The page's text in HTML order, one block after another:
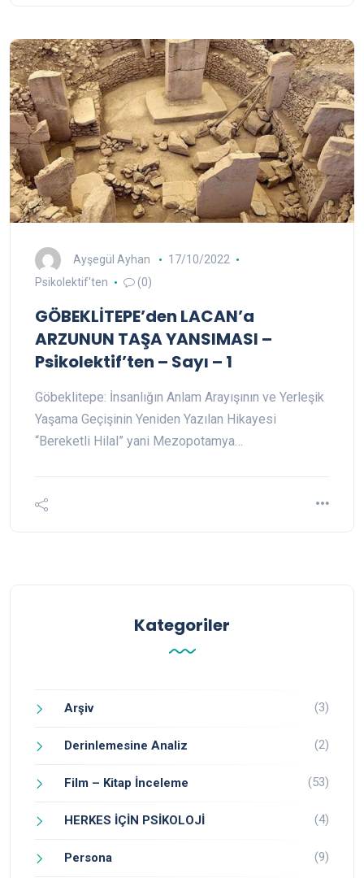
Ayşegül Ayhan
17/10/2022
Psikolektif'ten
(0)
GÖBEKLİTEPE’den LACAN’a
ARZUNUN TAŞA YANSIMASI –
Psikolektif’ten – Sayı – 1
Göbeklitepe: İnsanlığın Anlam Arayışının ve Yerleşik
Yaşama Geçişinin Yeniden Yazılan Hikayesi
“Bereketli Hilal” yani Mezopotamya…
Kategoriler
Arşiv (3)
Derinlemesine Analiz (2)
Film – Kitap İnceleme (53)
HERKES İÇİN PSİKOLOJİ (4)
Persona (9)